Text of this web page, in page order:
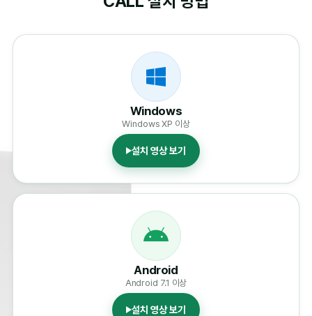
Windows
Windows XP 이상
설치 영상 보기
Android
Android 7.1 이상
설치 영상 보기